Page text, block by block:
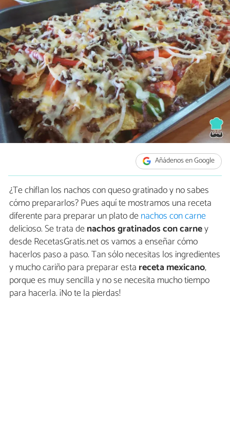
Añádenos en Google
¿Te chiflan los nachos con queso gratinado y no sabes
cómo prepararlos? Pues aquí te mostramos una receta
diferente para preparar un plato denachos con carne
delicioso. Se trata denachos gratinadoscon carney
desde RecetasGratis.net os vamos a enseñar cómo
hacerlos paso a paso. Tan sólo necesitas los ingredientes
y mucho cariño para preparar esta receta mexicano,
porque es muy sencilla y no se necesita mucho tiempo
para hacerla. ¡No te la pierdas!